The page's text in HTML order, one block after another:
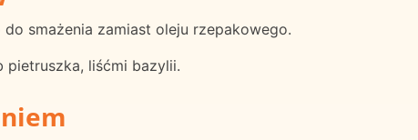
smażenia zamiast oleju rzepakowego.
pietruszka, liśćmi bazylii.